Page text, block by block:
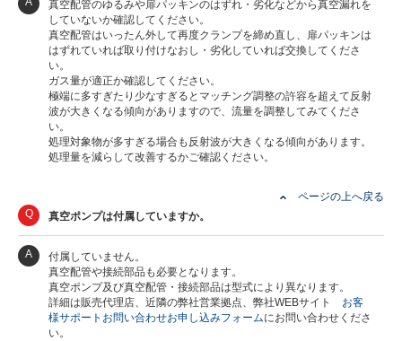
真空配管のゆるみや扉パッキンのはずれ・劣化などから真空漏れを
していないか確認してください。
真空配管はいったん外して再度クランプを締め直し、扉パッキンは
はずれていれば取り付けなおし・劣化していれば交換してくださ
い。
ガス量が適正か確認してください。
極端に多すぎたり少なすぎるとマッチング調整の許容を超えて反射
波が大きくなる傾向がありますので、流量を調整してみてくださ
い。
処理対象物が多すぎる場合も反射波が大きくなる傾向があります。
処理量を減らして改善するかご確認ください。
ページの上へ戻る
Q
真空ポンプは付属していますか。
A
付属していません。
真空配管や接続部品も必要となります。
真空ポンプ及び真空配管・接続部品は型式により異なります。
詳細は販売代理店、近隣の弊社営業拠点、弊社WEBサイト お客
様サポートお問い合わせお申し込みフォームにお問い合わせくださ
い。